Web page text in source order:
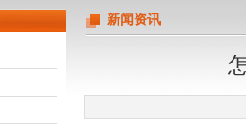
新闻资讯